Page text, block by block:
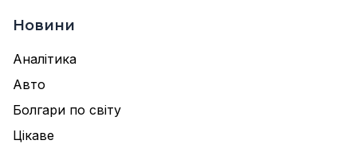
Новини
Аналітика
Авто
Болгари по світу
Цікаве